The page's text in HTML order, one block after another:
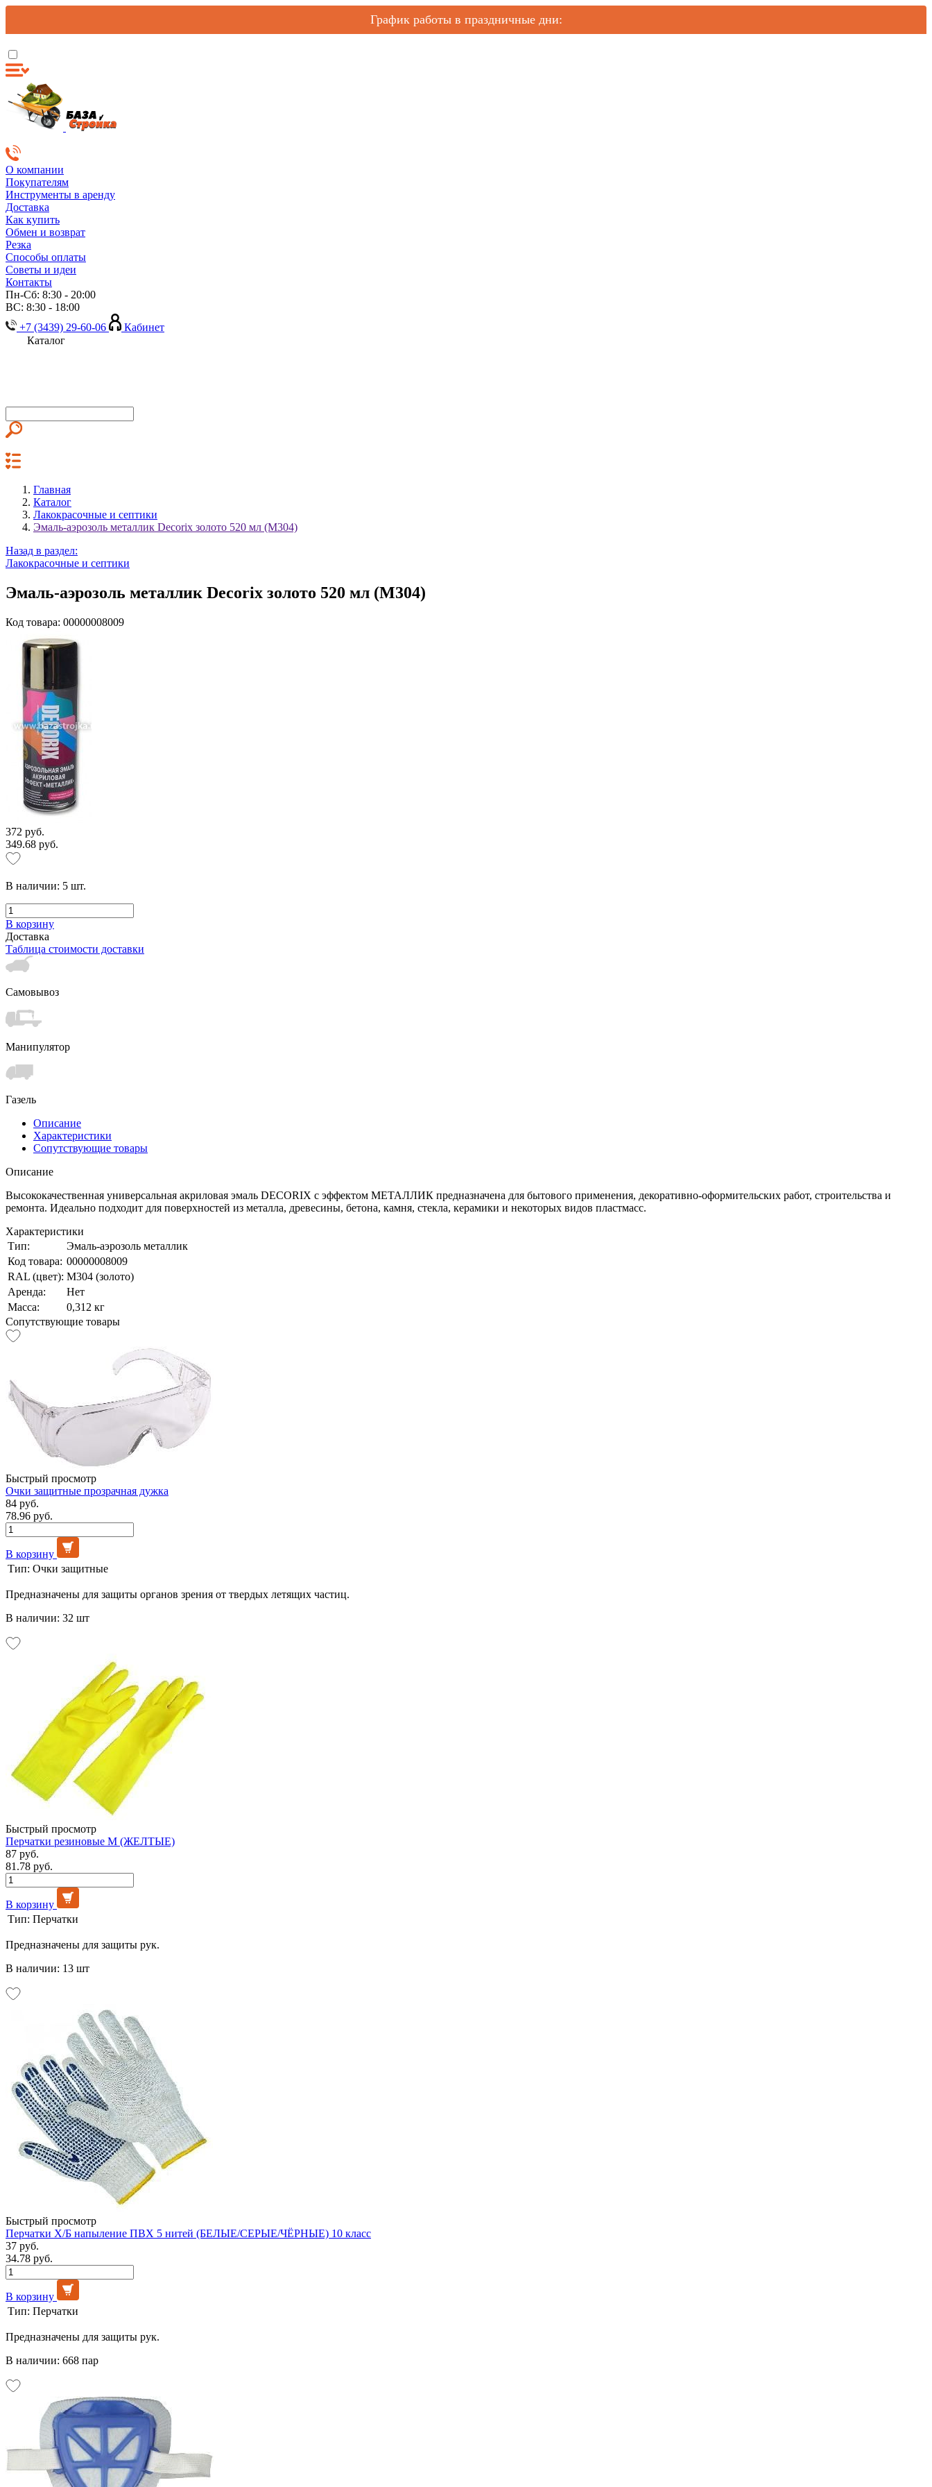
График работы в праздничные дни:
О компании
Покупателям
Инструменты в аренду
Доставка
Как купить
Обмен и возврат
Резка
Способы оплаты
Советы и идеи
Контакты
Пн-Сб: 8:30 - 20:00
ВС: 8:30 - 18:00
+7 (3439) 29-60-06
Кабинет
Каталог
Главная
Каталог
Лакокрасочные и септики
Эмаль-аэрозоль металлик Decorix золото 520 мл (М304)
Назад в раздел:
Лакокрасочные и септики
Эмаль-аэрозоль металлик Decorix золото 520 мл (М304)
Код товара: 00000008009
372 руб.
349.68 руб.
В наличии: 5 шт.
В корзину
Доставка
Таблица стоимости доставки
Самовывоз
Манипулятор
Газель
Описание
Характеристики
Сопутствующие товары
Описание
Высококачественная универсальная акриловая эмаль DECORIX с эффектом МЕТАЛЛИК предназначена для бытового применения, декоративно-оформительских работ, строительства и
ремонта. Идеально подходит для поверхностей из металла, древесины, бетона, камня, стекла, керамики и некоторых видов пластмасс.
Характеристики
Тип:
Эмаль-аэрозоль металлик
Код товара: 00000008009
RAL (цвет): М304 (золото)
Аренда:
Нет
Масса:
0,312 кг
Сопутствующие товары
Быстрый просмотр
Очки защитные прозрачная дужка
84 руб.
78.96 руб.
В корзину
Тип: Очки защитные
Предназначены для защиты органов зрения от твердых летящих частиц.
В наличии: 32 шт
Быстрый просмотр
Перчатки резиновые М (ЖЕЛТЫЕ)
87 руб.
81.78 руб.
В корзину
Тип: Перчатки
Предназначены для защиты рук.
В наличии: 13 шт
Быстрый просмотр
Перчатки Х/Б напыление ПВХ 5 нитей (БЕЛЫЕ/СЕРЫЕ/ЧЁРНЫЕ) 10 класс
37 руб.
34.78 руб.
В корзину
Тип: Перчатки
Предназначены для защиты рук.
В наличии: 668 пар